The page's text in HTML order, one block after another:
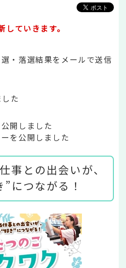
ていきます。
・落選結果をメールで送信
た
開しました
を公開しました
事との出会いが、
につながる！